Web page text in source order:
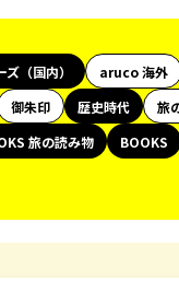
（国内） aruco 海外
御朱印 歴史時代 旅
旅の読み物 BOOKS